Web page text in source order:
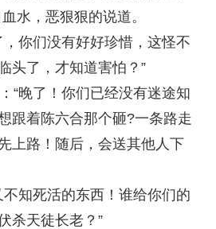
水，恶狠狠的说道。
你们没有好好珍惜，这怪不
头了，才知道害怕？”
“晚了！你们已经没有迷途知
跟着陈六合那个砸?一条路走
上路！随后，会送其他人下
知死活的东西！谁给你们的
杀天徒长老？”